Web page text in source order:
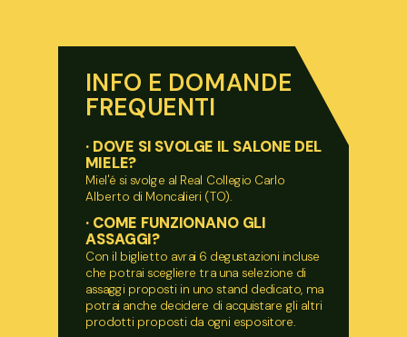
INFO E DOMANDE
FREQUENTI
· DOVE SI SVOLGE IL SALONE DEL
MIELE?
Miel'é si svolge al Real Collegio Carlo
Alberto di Moncalieri (TO).
· COME FUNZIONANO GLI
ASSAGGI?
Con il biglietto avrai 6 degustazioni incluse
che potrai scegliere tra una selezione di
assaggi proposti in uno stand dedicato, ma
potrai anche decidere di acquistare gli altri
prodotti proposti da ogni espositore.